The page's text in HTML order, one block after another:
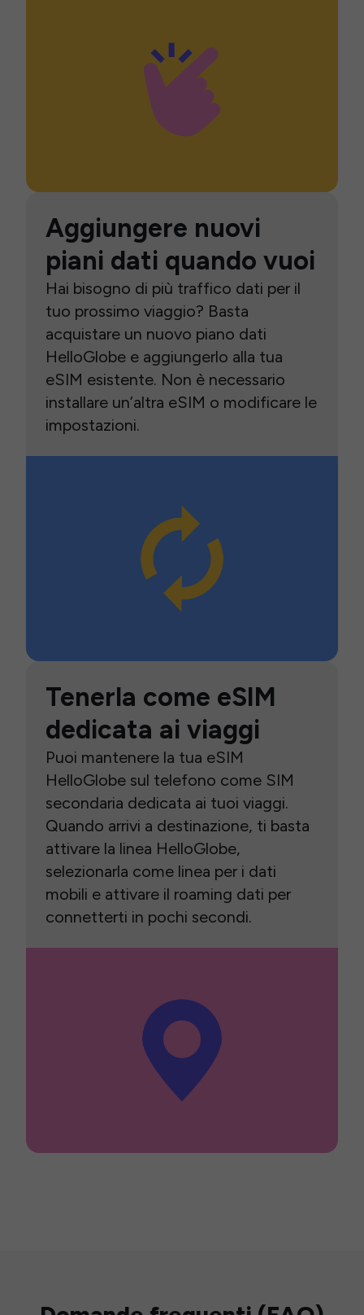
Aggiungere nuovi
piani dati quando vuoi
Hai bisogno di più traffico dati per il
tuo prossimo viaggio? Basta
acquistare un nuovo piano dati
HelloGlobe e aggiungerlo alla tua
eSIM esistente. Non è necessario
installare un’altra eSIM o modificare le
impostazioni.
Tenerla come eSIM
dedicata ai viaggi
Puoi mantenere la tua eSIM
HelloGlobe sul telefono come SIM
secondaria dedicata ai tuoi viaggi.
Quando arrivi a destinazione, ti basta
attivare la linea HelloGlobe,
selezionarla come linea per i dati
mobili e attivare il roaming dati per
connetterti in pochi secondi.